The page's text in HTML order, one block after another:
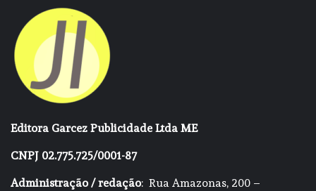
Editora Garcez Publicidade Ltda ME
CNPJ 02.775.725/0001-87
Administração / redação: Rua Amazonas, 200 –